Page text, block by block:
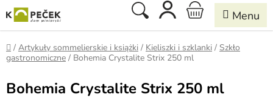
do
treści
Szukaj KOSZYK
Home
/ Artykuły sommelierskie i książki / Kieliszki i szklanki / Szkło
gastronomiczne / Bohemia Crystalite Strix 250 ml
Bohemia Crystalite Strix 250 ml